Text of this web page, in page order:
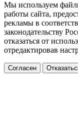
Мы используем
работы сайта,
рекламы в
законодательству
отказаться от
отредактировав
Согласен